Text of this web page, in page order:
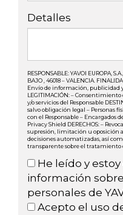
Detalles
RESPONSABLE: YAVOI EUROPA,
BAJO , 46018 – VALENCIA.
Envío de información, publicidad
LEGITIMACIÓN: –
y/o servicios del Responsable
salvo obligación legal – Personas
con el Responsable – Encargados
Privacy Shield DERECHOS: –
supresión, limitación u oposición
decisiones automatizadas, así
transparente sobre el tratamiento
He leído y
información
personales de
Acepto el uso